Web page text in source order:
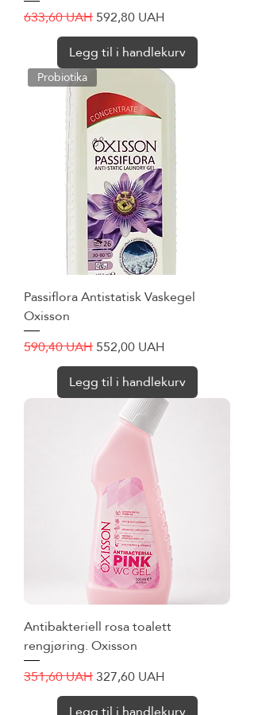
Vanlig pris
633,60 UAHSalgspris
592,80 UAH
Legg til i handlekurv
Probiotika
Passiflora Antistatisk Vaskegel
Oxisson
Vanlig pris
590,40 UAHSalgspris
552,00 UAH
Legg til i handlekurv
Antibakteriell rosa toalett
rengjøring. Oxisson
Vanlig pris
351,60 UAHSalgspris
327,60 UAH